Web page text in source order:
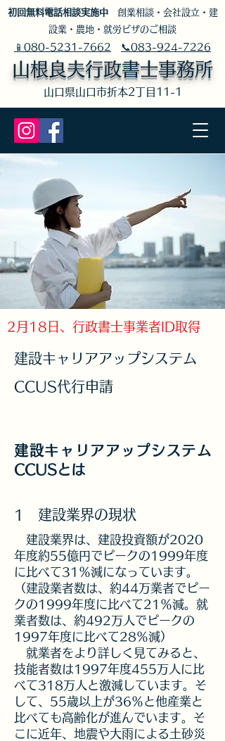
​初回無料電話相談実施中創業相談・会社設立・建
設業・農地・就労ビザのご相談
山根良夫行政書士事務所
​山口県山口市折本2丁目11-1
📱080-5231-7662 📞083-924-7226
2月18日、行政書士事業者ID取得
建設キャリアアップシステム
CCUS代行​申請
建設キャリアアップシステム
CCUSとは
1 建設業界の現状
​ 建設業界は、建設投資額が2020
年度約55億円でピークの1999年度
に比べて31％減になっています。
（建設業者数は、約44万業者でピー
クの1999年度に比べて21％減。就
業者数は、約492万人でピークの
1997年度に比べて28％減）
​ 就業者をより詳しく見てみると、
技能者数は1997年度455万人に比
べて318万人と激減しています。そ
して、55歳以上が36％と他産業と
比べても高齢化が進んでいます。そ
こに近年、地震や大雨による土砂災